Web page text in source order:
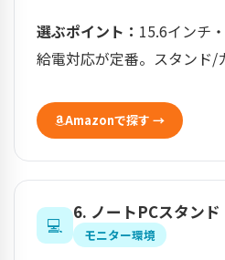
選ぶポイント： 15.6インチ
給電対応が定番。スタンド/
Amazonで探す →
💻
6. ノートPCスタンド
モニター環境